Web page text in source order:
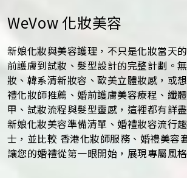
WeVow 化妝美容
新娘化妝與美容護理，不只是化妝當天
前護膚到試妝、髮型設計的完整計劃。
妝、韓系清新妝容、歐美立體妝感，或
禮化妝師推薦、婚前護膚美容療程、纖
甲、試妝流程與髮型靈感，這裡都有詳
新娘化妝美容準備清單、婚禮妝容流行
士，並比較 香港化妝師服務、婚禮美容
讓您的婚禮從第一眼開始，展現專屬風